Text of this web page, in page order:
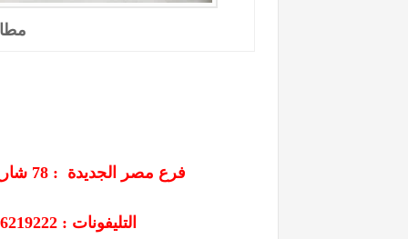
فرع مصر الجديدة : 78
التليفونات : 26219222 - 01207565655 - 01013843894